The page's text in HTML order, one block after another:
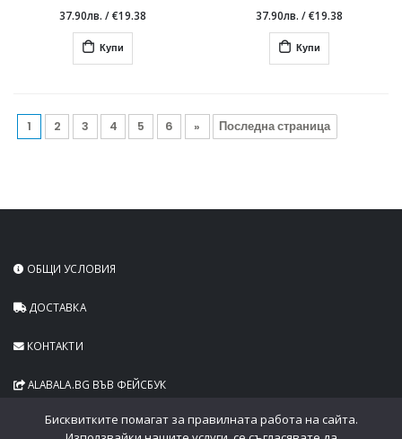
37.90лв. /€19.38
Купи
37.90лв. /€19.38
Купи
1 2 3 4 5 6 » Последна страница
ОБЩИ УСЛОВИЯ
ДОСТАВКА
КОНТАКТИ
ALABALA.BG ВЪВ ФЕЙСБУК
Бисквитките помагат за правилната работа на сайта.